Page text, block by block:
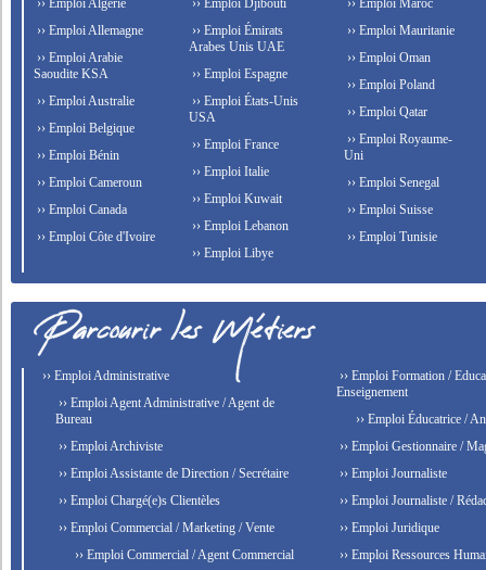
›› Emploi Algérie
›› Emploi Allemagne
›› Emploi Arabie
Saoudite KSA
›› Emploi Australie
›› Emploi Belgique
›› Emploi Bénin
›› Emploi Cameroun
›› Emploi Canada
›› Emploi Côte d'Ivoire
›› Emploi Djibouti
›› Emploi Émirats
Arabes Unis UAE
›› Emploi Espagne
›› Emploi États-Unis
USA
›› Emploi France
›› Emploi Italie
›› Emploi Kuwait
›› Emploi Lebanon
›› Emploi Libye
›› Emploi Maroc
›› Emploi Mauritanie
›› Emploi Oman
›› Emploi Poland
›› Emploi Qatar
›› Emploi Royaume-
Uni
›› Emploi Senegal
›› Emploi Suisse
›› Emploi Tunisie
›› Emploi Administrative
›› Emploi Agent Administrative / Agent de
Bureau
›› Emploi Archiviste
›› Emploi Assistante de Direction / Secrétaire
›› Emploi Chargé(e)s Clientèles
›› Emploi Commercial / Marketing / Vente
›› Emploi Commercial / Agent Commercial
›› Emploi Formation /
Enseignement
›› Emploi Éducatrice /
›› Emploi Gestionnaire /
›› Emploi Journaliste
›› Emploi Journaliste /
›› Emploi Juridique
›› Emploi Ressources